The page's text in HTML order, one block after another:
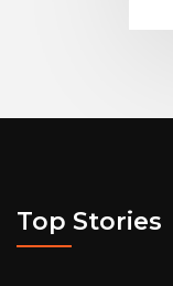
Top Stories